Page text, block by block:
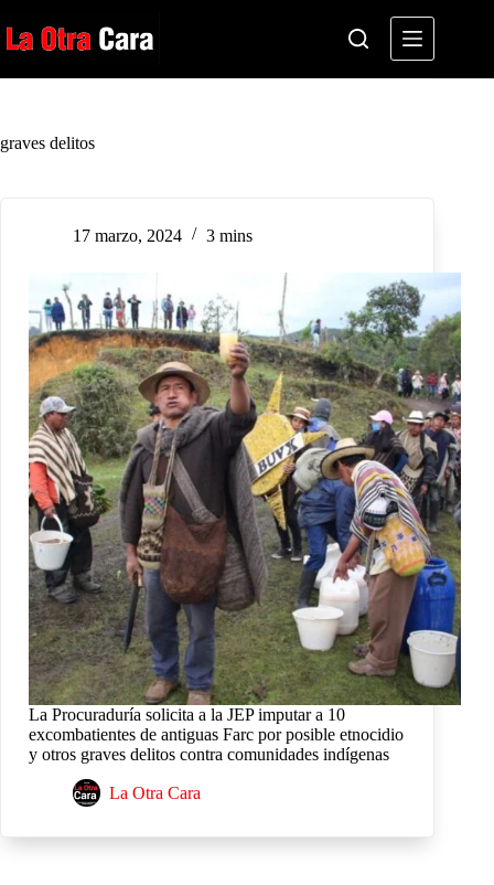
al
contenido
graves delitos
17 marzo, 2024 3 mins
La Procuraduría solicita a la JEP imputar a 10
excombatientes de antiguas Farc por posible etnocidio
y otros graves delitos contra comunidades indígenas
La Otra Cara